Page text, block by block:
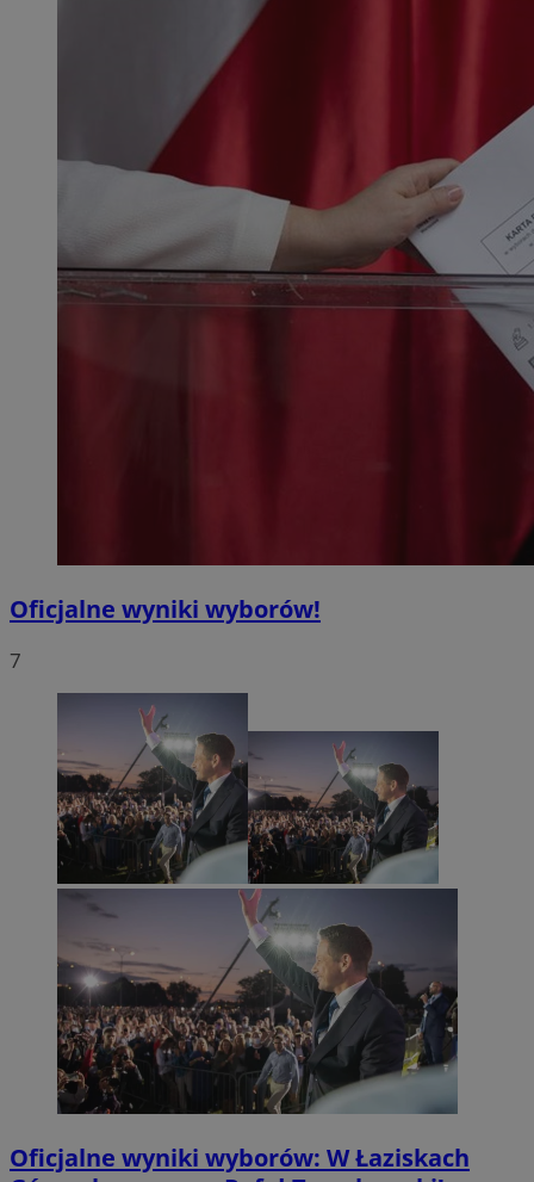
Oficjalne wyniki wyborów!
7
Oficjalne wyniki wyborów: W Łaziskach